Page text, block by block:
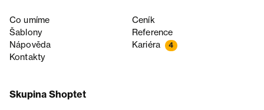
Co umíme
Ceník
Šablony
Reference
Nápověda
Kariéra 4
Kontakty
Skupina Shoptet